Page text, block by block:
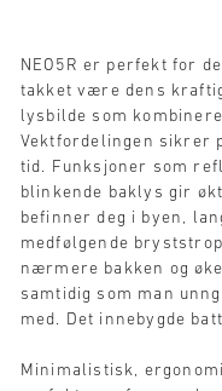
NEO5R er perfekt for
takket være dens
lysbilde som
Vektfordelingen sikrer
tid. Funksjoner som
blinkende baklys gir
befinner deg i byen,
medfølgende
nærmere bakken og
samtidig som man
med. Det innebygde
Minimalistisk,